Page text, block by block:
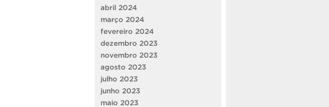
abril 2024
março 2024
fevereiro 2024
dezembro 2023
novembro 2023
agosto 2023
julho 2023
junho 2023
maio 2023